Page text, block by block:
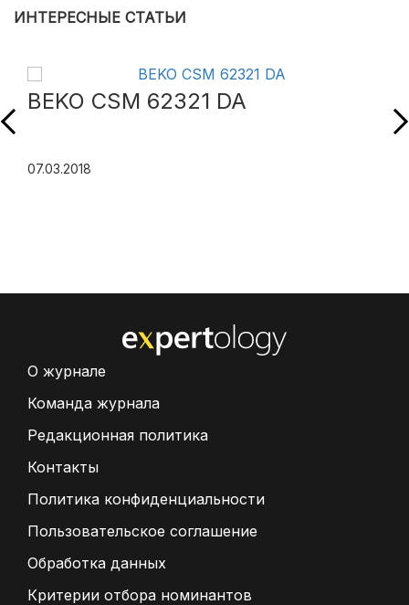
ИНТЕРЕСНЫЕ СТАТЬИ
BEKO CSM 62321 DA
07.03.2018
О журнале
Команда журнала
Редакционная политика
Контакты
Политика конфиденциальности
Пользовательское соглашение
Обработка данных
Критерии отбора номинантов